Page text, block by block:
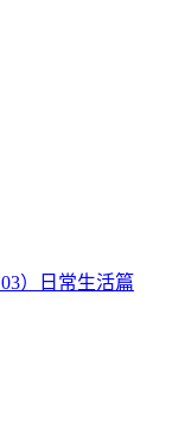
）日常生活篇